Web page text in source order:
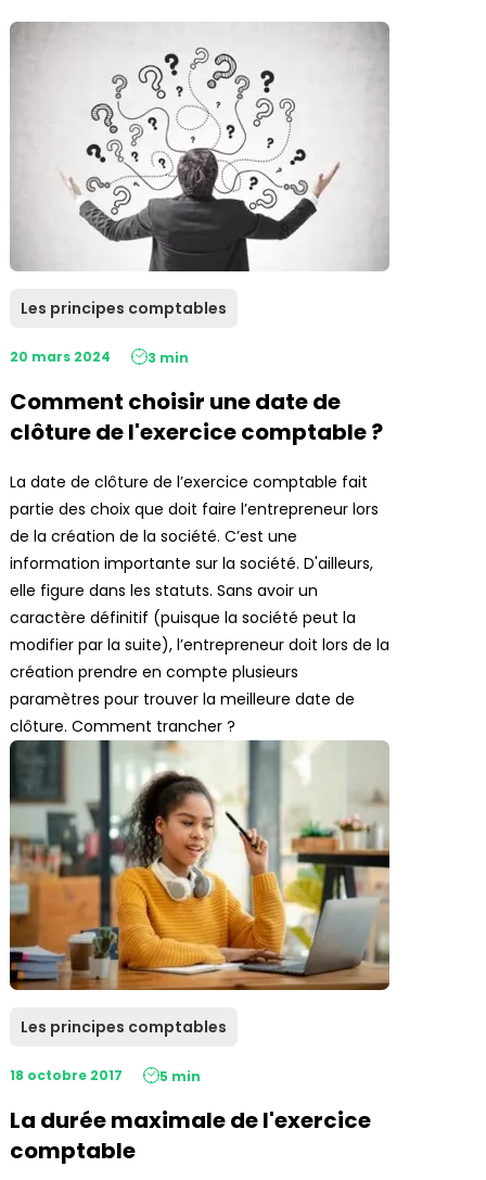
Les principes comptables
20 mars 2024 3 min
Comment choisir une date de
clôture de l'exercice comptable ?
La date de clôture de l’exercice comptable fait
partie des choix que doit faire l’entrepreneur lors
de la création de la société. C’est une
information importante sur la société. D'ailleurs,
elle figure dans les statuts. Sans avoir un
caractère définitif (puisque la société peut la
modifier par la suite), l’entrepreneur doit lors de la
création prendre en compte plusieurs
paramètres pour trouver la meilleure date de
clôture. Comment trancher ?
Les principes comptables
18 octobre 2017 5 min
La durée maximale de l'exercice
comptable